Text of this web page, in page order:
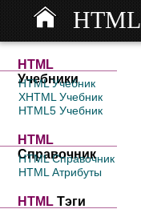
HTML
HTML
Учебники
HTML Учебник
XHTML Учебник
HTML5 Учебник
HTML
Справочник
HTML Справочник
HTML Атрибуты
HTML Тэги